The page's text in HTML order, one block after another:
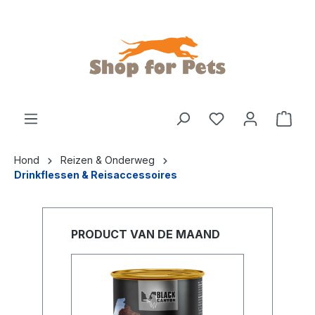
Hond
Reizen & Onderweg
Drinkflessen & Reisaccessoires
PRODUCT VAN DE MAAND